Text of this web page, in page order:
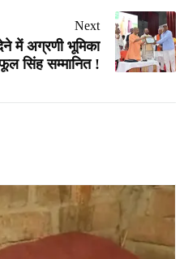
Next
में अग्रणी भूमिका
सिंह सम्मानित !